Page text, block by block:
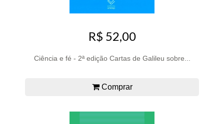
R$ 52,00
Ciência e fé - 2ª edição Cartas de Galileu sobre...
Comprar